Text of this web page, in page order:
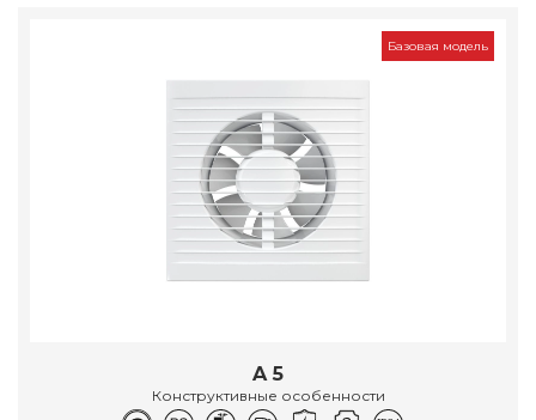
Базовая модель
A 5
Конструктивные особенности